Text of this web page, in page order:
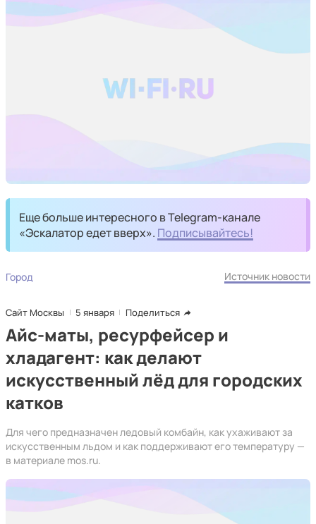
Еще больше интересного в Telegram-канале
«Эскалатор едет вверх». Подписывайтесь!
Город Источник новости
Сайт Москвы 5 января Поделиться
Айс-маты, ресурфейсер и
хладагент: как делают
искусственный лёд для городских
катков
Для чего предназначен ледовый комбайн, как ухаживают за
искусственным льдом и как поддерживают его температуру —
в материале mos.ru.